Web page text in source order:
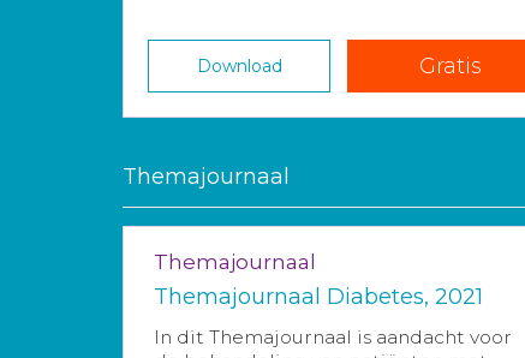
Download Gratis
Themajournaal
Themajournaal
Themajournaal Diabetes, 2021
In dit Themajournaal is aandacht voor